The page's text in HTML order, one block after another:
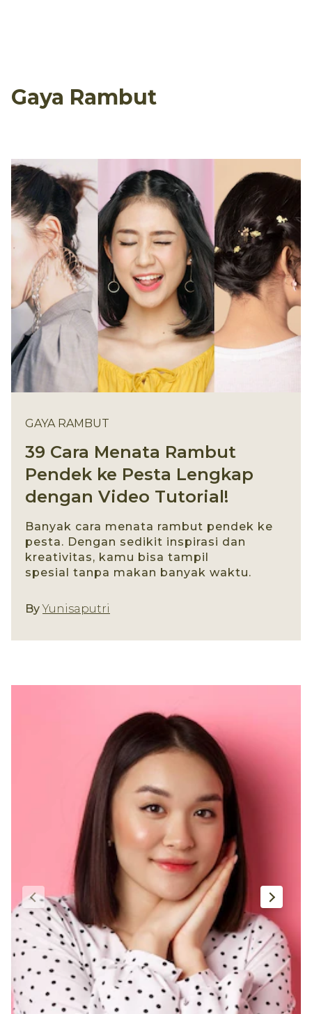
Gaya Rambut
GAYA RAMBUT
39 Cara Menata Rambut
Pendek ke Pesta Lengkap
dengan Video Tutorial!
Banyak cara menata rambut pendek ke
pesta. Dengan sedikit inspirasi dan
kreativitas, kamu bisa tampil
spesial tanpa makan banyak waktu.
By Yunisaputri